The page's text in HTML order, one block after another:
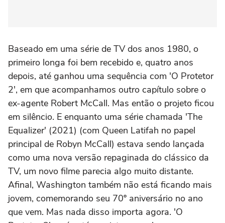
Baseado em uma série de TV dos anos 1980, o
primeiro longa foi bem recebido e, quatro anos
depois, até ganhou uma sequência com 'O Protetor
2', em que acompanhamos outro capítulo sobre o
ex-agente Robert McCall. Mas então o projeto ficou
em silêncio. E enquanto uma série chamada 'The
Equalizer' (2021) (com Queen Latifah no papel
principal de Robyn McCall) estava sendo lançada
como uma nova versão repaginada do clássico da
TV, um novo filme parecia algo muito distante.
Afinal, Washington também não está ficando mais
jovem, comemorando seu 70º aniversário no ano
que vem. Mas nada disso importa agora. 'O